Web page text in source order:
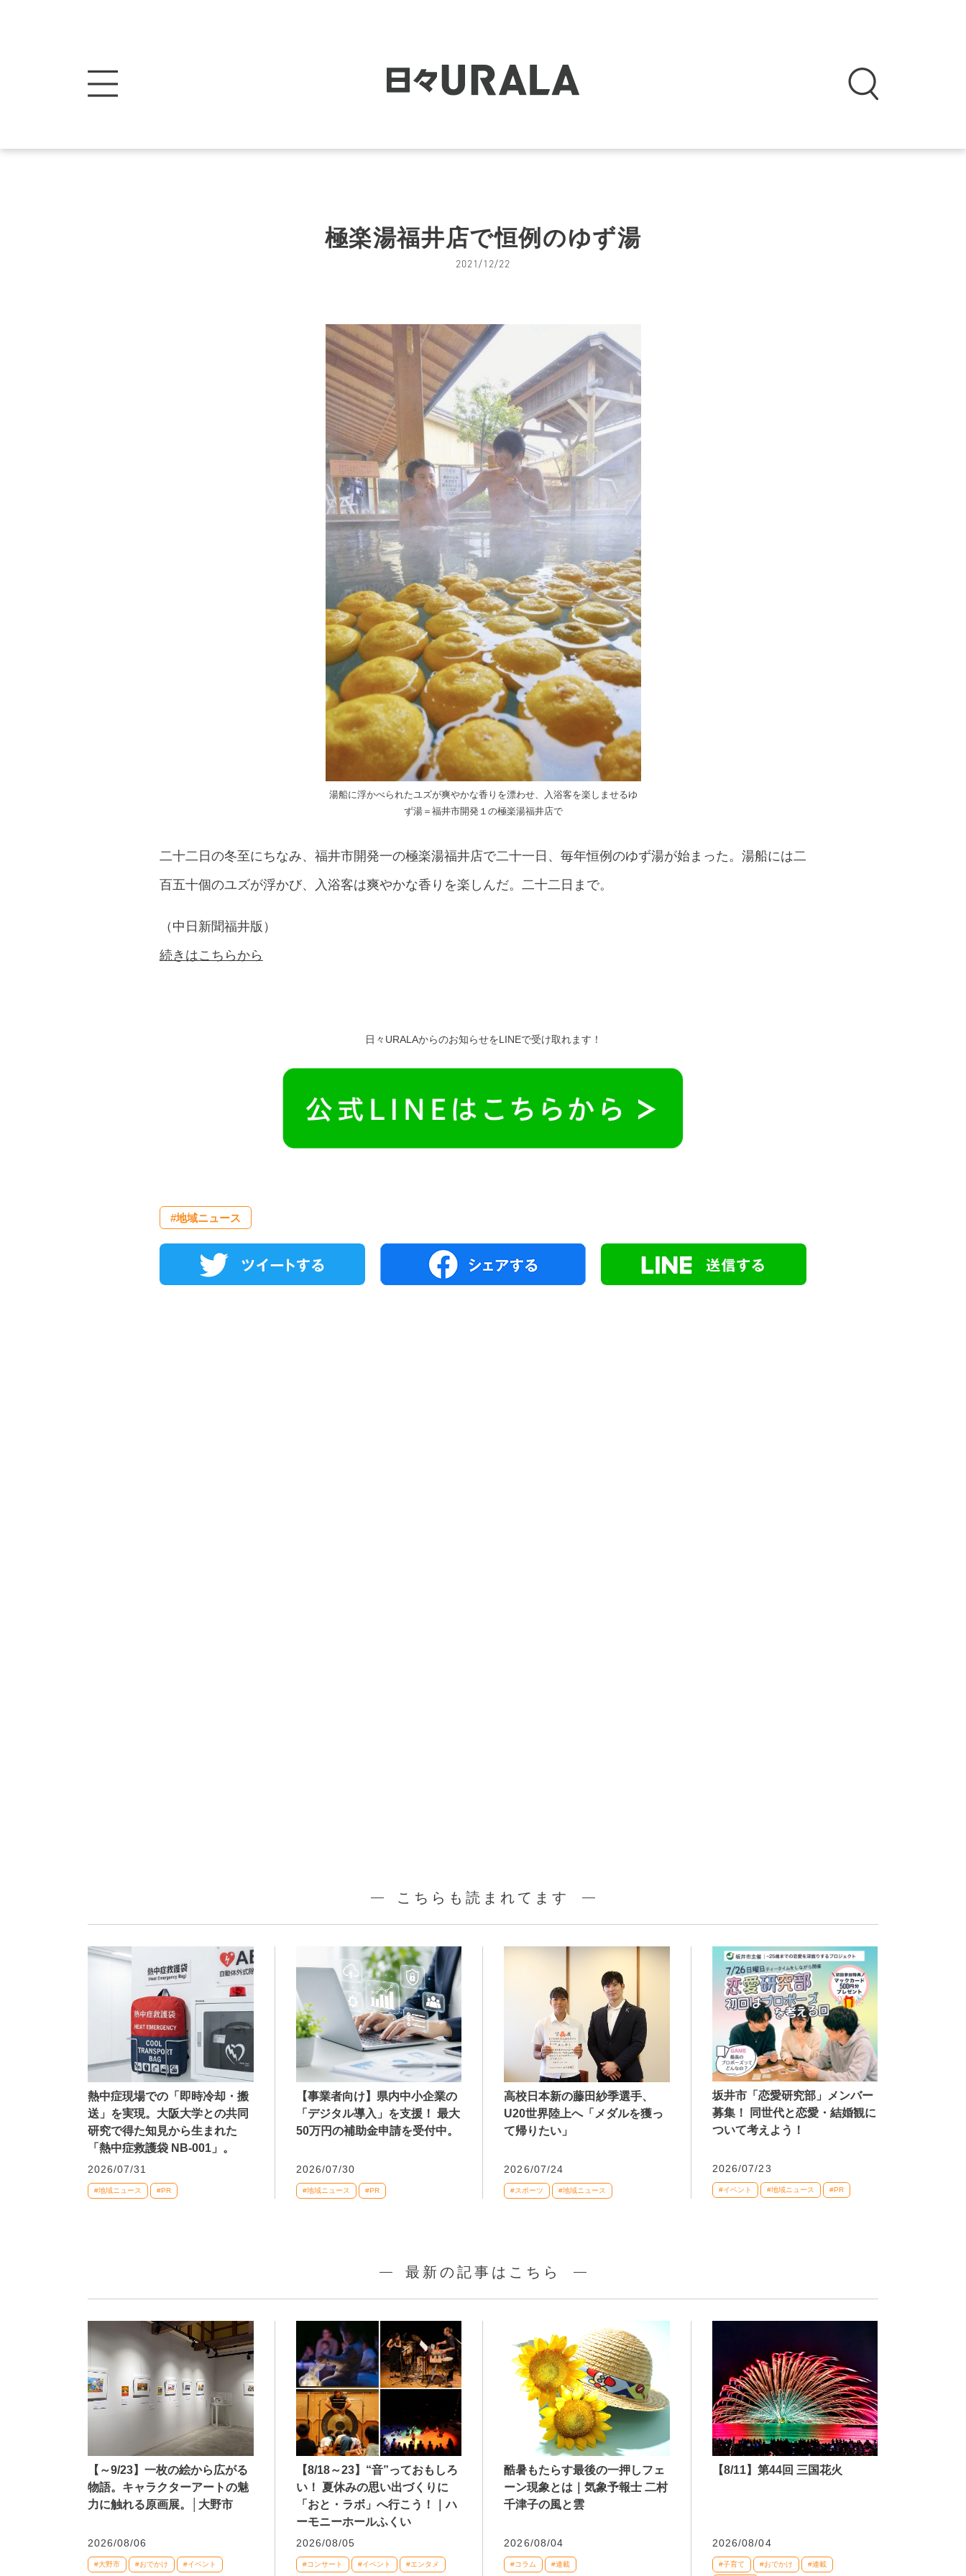
極楽湯福井店で恒例のゆず湯
2021/12/22
湯船に浮かべられたユズが爽やかな香りを漂わせ、入浴客を楽しませるゆ
ず湯＝福井市開発１の極楽湯福井店で
二十二日の冬至にちなみ、福井市開発一の極楽湯福井店で二十一日、毎年恒例のゆず湯が始まった。湯船には二
百五十個のユズが浮かび、入浴客は爽やかな香りを楽しんだ。二十二日まで。
（中日新聞福井版）
続きはこちらから
日々URALAからのお知らせをLINEで受け取れます！
#地域ニュース
こちらも読まれてます
熱中症現場での「即時冷却・搬
送」を実現。大阪大学との共同
研究で得た知見から生まれた
「熱中症救護袋 NB-001」。
2026/07/31
#地域ニュース #PR
【事業者向け】県内中小企業の
「デジタル導入」を支援！ 最大
50万円の補助金申請を受付中。
2026/07/30
#地域ニュース #PR
高校日本新の藤田紗季選手、
U20世界陸上へ「メダルを獲っ
て帰りたい」
2026/07/24
#スポーツ #地域ニュース
坂井市「恋愛研究部」メンバー
募集！ 同世代と恋愛・結婚観に
ついて考えよう！
2026/07/23
#イベント #地域ニュース #PR
最新の記事はこちら
【～9/23】一枚の絵から広がる
物語。キャラクターアートの魅
力に触れる原画展。│大野市
2026/08/06
#大野市 #おでかけ #イベント
【8/18～23】“音”っておもしろ
い！ 夏休みの思い出づくりに
「おと・ラボ」へ行こう！｜ハ
ーモニーホールふくい
2026/08/05
#コンサート #イベント #エンタメ
酷暑もたらす最後の一押しフェ
ーン現象とは｜気象予報士 二村
千津子の風と雲
2026/08/04
#コラム #連載
【8/11】第44回 三国花火
2026/08/04
#子育て #おでかけ #連載